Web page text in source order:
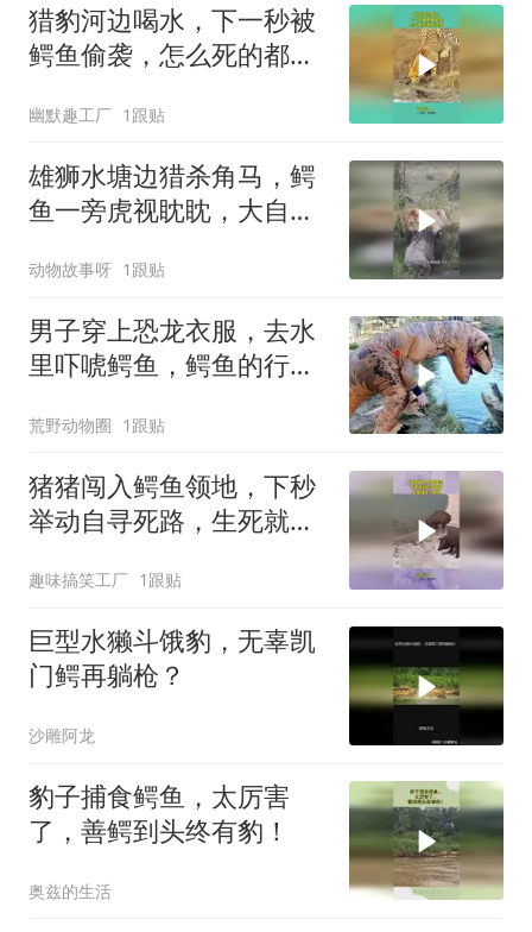
猎豹河边喝水，下一秒被
鳄鱼偷袭，怎么死的都不
幽默趣工厂 1跟贴
雄狮水塘边猎杀角马，鳄
鱼一旁虎视眈眈，大自然
动物故事呀 1跟贴
男子穿上恐龙衣服，去水
里吓唬鳄鱼，鳄鱼的行为
荒野动物圈 1跟贴
猪猪闯入鳄鱼领地，下秒
举动自寻死路，生死就在
趣味搞笑工厂 1跟贴
巨型水獭斗饿豹，无辜凯
门鳄再躺枪？
沙雕阿龙
豹子捕食鳄鱼，太厉害
了，善鳄到头终有豹！
奥兹的生活